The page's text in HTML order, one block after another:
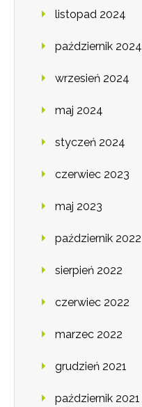
listopad 2024
październik 2024
wrzesień 2024
maj 2024
styczeń 2024
czerwiec 2023
maj 2023
październik 2022
sierpień 2022
czerwiec 2022
marzec 2022
grudzień 2021
październik 2021